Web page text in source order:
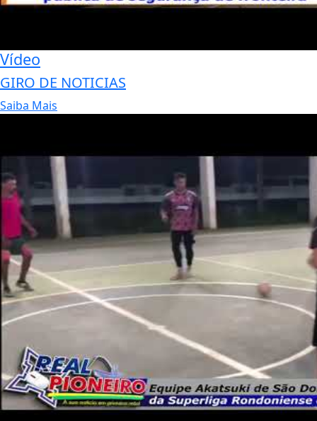
Vídeo
GIRO DE NOTICIAS
Saiba Mais